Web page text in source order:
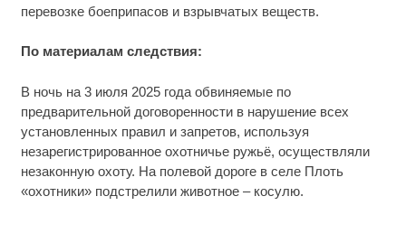
перевозке боеприпасов и взрывчатых веществ.
По материалам следствия:
В ночь на 3 июля 2025 года обвиняемые по
предварительной договоренности в нарушение всех
установленных правил и запретов, используя
незарегистрированное охотничье ружьё, осуществляли
незаконную охоту. На полевой дороге в селе Плоть
«охотники» подстрелили животное – косулю.
Этот танец невесты оставит вас без слов!